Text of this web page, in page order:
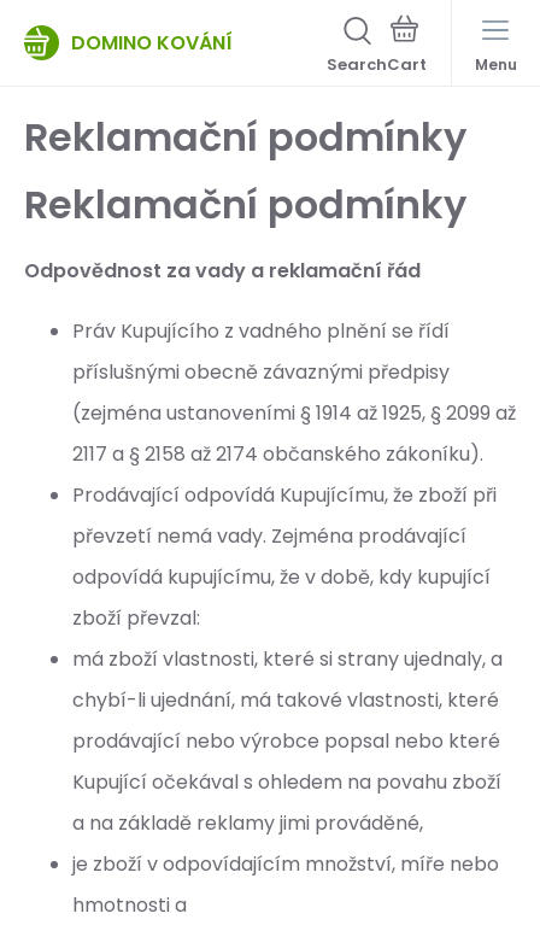
DOMINO KOVÁNÍ
Search Menu
Reklamační podmínky
Reklamační podmínky
Odpovědnost za vady a reklamační řád
Práv Kupujícího z vadného plnění se řídí
příslušnými obecně závaznými předpisy
(zejména ustanoveními § 1914 až 1925, § 2099 až
2117 a § 2158 až 2174 občanského zákoníku).
Prodávající odpovídá Kupujícímu, že zboží při
převzetí nemá vady. Zejména prodávající
odpovídá kupujícímu, že v době, kdy kupující
zboží převzal:
má zboží vlastnosti, které si strany ujednaly, a
chybí-li ujednání, má takové vlastnosti, které
prodávající nebo výrobce popsal nebo které
Kupující očekával s ohledem na povahu zboží
a na základě reklamy jimi prováděné,
je zboží v odpovídajícím množství, míře nebo
hmotnosti a